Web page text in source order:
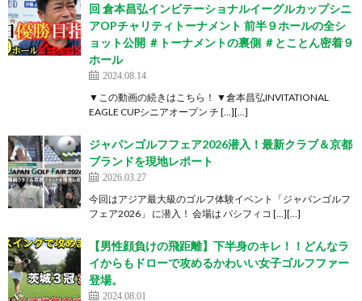
回 倉本昌弘インビテーショナルイーグルカップシニ
アOPチャリティトーナメント 前半９ホールの全シ
ョット公開 ＃トーナメントの裏側 ＃とことん密着９
ホール
2024.08.14
▼この動画の続きはこちら！ ▼倉本昌弘INVITATIONAL
EAGLE CUPシニアオープン チ […][…]
ジャパンゴルフフェア2026潜入！最新クラブ＆京都
ブランドを現地レポート
2026.03.27
今回はアジア最大級のゴルフ体験イベント「ジャパンゴルフ
フェア2026」 に潜入！ 会場は パシフィコ […][…]
【男性顔負けの飛距離】下半身のキレ！！どんなラ
イからもドローで攻めるかわいい女子ゴルフファー
登場。
2024.08.01